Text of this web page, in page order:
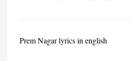
Prem Nagar lyrics in english